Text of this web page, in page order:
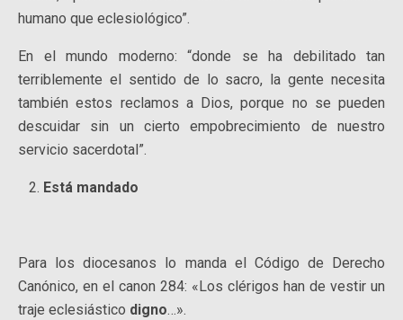
humano que eclesiológico”.
En el mundo moderno: “donde se ha debilitado tan
terriblemente el sentido de lo sacro, la gente necesita
también estos reclamos a Dios, porque no se pueden
descuidar sin un cierto empobrecimiento de nuestro
servicio sacerdotal”.
Está mandado
Para los diocesanos lo manda el Código de Derecho
Canónico, en el canon 284: «Los clérigos han de vestir un
traje eclesiástico digno…».